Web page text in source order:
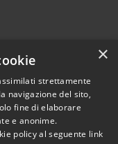
© 2026 • Comune di
×
strettamente
navigazione del sito,
fine di elaborare
e anonime.
policy al seguente link